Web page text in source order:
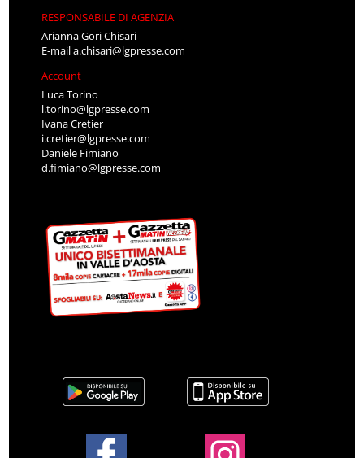
RESPONSABILE DI AGENZIA
Arianna Gori Chisari
E-maila.chisari@lgpresse.com
Account
Luca Torino
l.torino@lgpresse.com
Ivana Cretier
i.cretier@lgpresse.com
Daniele Fimiano
d.fimiano@lgpresse.com